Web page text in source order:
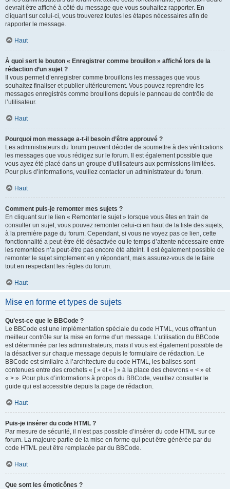
devrait être affiché à côté du message que vous souhaitez rapporter. En
cliquant sur celui-ci, vous trouverez toutes les étapes nécessaires afin de
rapporter le message.
Haut
À quoi sert le bouton « Enregistrer comme brouillon » affiché lors de la
rédaction d’un sujet ?
Il vous permet d’enregistrer comme brouillons les messages que vous
souhaitez finaliser et publier ultérieurement. Vous pouvez reprendre les
messages enregistrés comme brouillons depuis le panneau de contrôle de
l’utilisateur.
Haut
Pourquoi mon message a-t-il besoin d’être approuvé ?
Les administrateurs du forum peuvent décider de soumettre à des vérifications
les messages que vous rédigez sur le forum. Il est également possible que
vous ayez été placé dans un groupe d’utilisateurs aux permissions limitées.
Pour plus d’informations, veuillez contacter un administrateur du forum.
Haut
Comment puis-je remonter mes sujets ?
En cliquant sur le lien « Remonter le sujet » lorsque vous êtes en train de
consulter un sujet, vous pouvez remonter celui-ci en haut de la liste des sujets,
à la première page du forum. Cependant, si vous ne voyez pas ce lien, cette
fonctionnalité a peut-être été désactivée ou le temps d’attente nécessaire entre
les remontées n’a peut-être pas encore été atteint. Il est également possible de
remonter le sujet simplement en y répondant, mais assurez-vous de le faire
tout en respectant les règles du forum.
Haut
Mise en forme et types de sujets
Qu’est-ce que le BBCode ?
Le BBCode est une implémentation spéciale du code HTML, vous offrant un
meilleur contrôle sur la mise en forme d’un message. L’utilisation du BBCode
est déterminée par les administrateurs, mais il vous est également possible de
la désactiver sur chaque message depuis le formulaire de rédaction. Le
BBCode est similaire à l’architecture du code HTML, les balises sont
contenues entre des crochets « [ » et « ] » à la place des chevrons « < » et
« > ». Pour plus d’informations à propos du BBCode, veuillez consulter le
guide qui est accessible depuis la page de rédaction.
Haut
Puis-je insérer du code HTML ?
Par mesure de sécurité, il n’est pas possible d’insérer du code HTML sur ce
forum. La majeure partie de la mise en forme qui peut être générée par du
code HTML peut être remplacée par du BBCode.
Haut
Que sont les émoticônes ?